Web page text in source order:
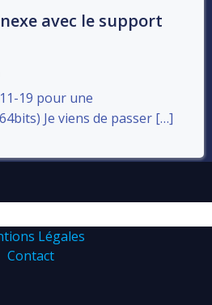
avec le support
19 pour une
Je viens de passer […]
Légales
Contact